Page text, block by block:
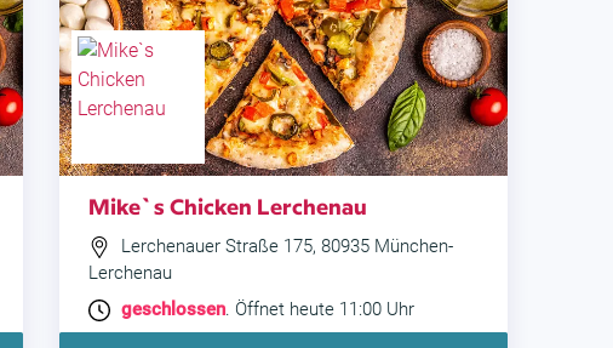
Mike`s Chicken Lerchenau
Lerchenauer Straße 175, 80935 München-
Lerchenau
geschlossen. Öffnet heute 11:00 Uhr